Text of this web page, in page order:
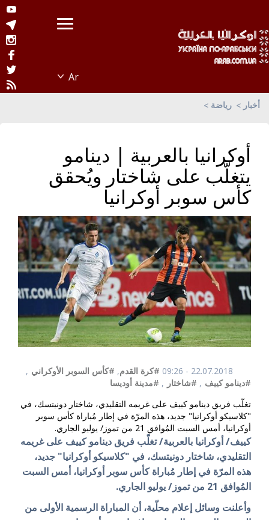
أخبار رياضة
أوكرانيا بالعربية | دينامو
يتغلّب على شاختار ويُحقق
كأس سوبر أوكرانيا
22.07.2018 - 09:26 #كرة القدم, #كأس السوبر الأوكراني ,
#دينامو كييف , #شاختار , #مدينة أوديسا
تغلّب فريق دينامو كييف على غريمه التقليدي، شاختار دونيتسك، في
"كلاسيكو أوكرانيا" جديد، هذه المرّة في إطار مُباراة كأس سوبر
أوكرانيا، أمس السبت المُوافق 21 من تموز/ يوليو الجاري.
كييف/ أوكرانيا بالعربية/ تغلّب فريق دينامو كييف على غريمه
التقليدي، شاختار دونيتسك، في "كلاسيكو أوكرانيا" جديد،
هذه المرّة في إطار مُباراة كأس سوبر أوكرانيا، أمس السبت
المُوافق 21 من تموز/ يوليو الجاري.
وأعلنت وسائل إعلام محلّية، أن المباراة الرسمية الأولى من